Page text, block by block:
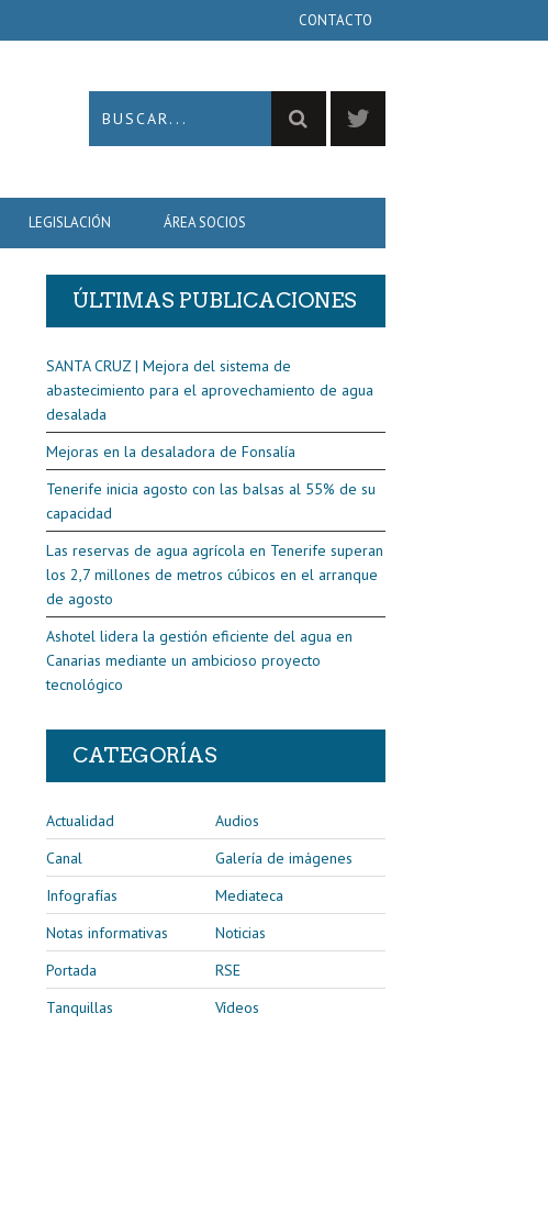
CONTACTO
LEGISLACIÓN ÁREA SOCIOS
ÚLTIMAS PUBLICACIONES
SANTA CRUZ | Mejora del sistema de
abastecimiento para el aprovechamiento de agua
desalada
Mejoras en la desaladora de Fonsalía
Tenerife inicia agosto con las balsas al 55% de su
capacidad
Las reservas de agua agrícola en Tenerife superan
los 2,7 millones de metros cúbicos en el arranque
de agosto
Ashotel lidera la gestión eficiente del agua en
Canarias mediante un ambicioso proyecto
tecnológico
CATEGORÍAS
Actualidad
Audios
Canal
Galería de imágenes
Infografías
Mediateca
Notas informativas
Noticias
Portada
RSE
Tanquillas
Vídeos